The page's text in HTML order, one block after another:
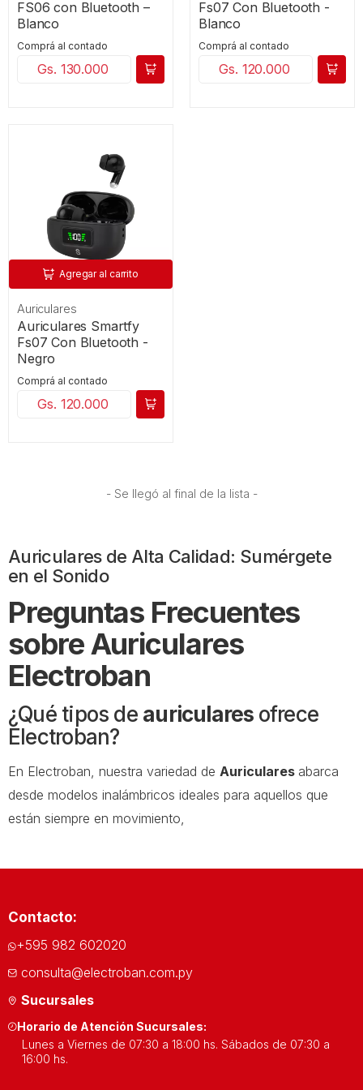
FS06 con Bluetooth –
Blanco
Comprá al contado
Gs. 130.000
Fs07 Con Bluetooth -
Blanco
Comprá al contado
Gs. 120.000
Agregar al carrito
Auriculares
Auriculares Smartfy
Fs07 Con Bluetooth -
Negro
Comprá al contado
Gs. 120.000
- Se llegó al final de la lista -
Auriculares de Alta Calidad: Sumérgete
en el Sonido
Preguntas Frecuentes
sobre Auriculares
Electroban
¿Qué tipos de auriculares ofrece
Electroban?
En Electroban, nuestra variedad de Auriculares abarca
desde modelos inalámbricos ideales para aquellos que
están siempre en movimiento,
especialmente para los verdaderos amantes del audio.
seguros de que encontrarás el par perfecto en nuestra
¿Qué tecnologías avanzadas
incorporan nuestros auriculares?
con tecnologías de punta, garantizando no solo una
calidad de sonido excepcional sino
Contacto:
+595 982 602020
consulta@electroban.com.py
Sucursales
Horario de Atención Sucursales:
Lunes a Viernes de 07:30 a 18:00 hs. Sábados de 07:30 a
16:00 hs.